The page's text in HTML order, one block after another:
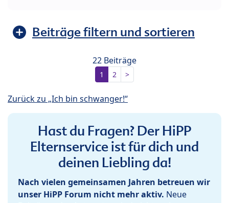
Beiträge filtern und sortieren
22 Beiträge
1 2 >
Zurück zu „Ich bin schwanger!“
Hast du Fragen? Der HiPP
Elternservice ist für dich und
deinen Liebling da!
Nach vielen gemeinsamen Jahren betreuen wir
unser HiPP Forum nicht mehr aktiv. Neue